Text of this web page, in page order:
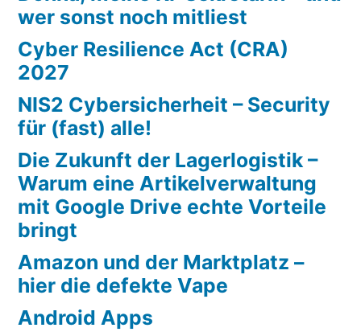
wer sonst noch mitliest
Cyber Resilience Act (CRA)
2027
NIS2 Cybersicherheit – Security
für (fast) alle!
Die Zukunft der Lagerlogistik –
Warum eine Artikelverwaltung
mit Google Drive echte Vorteile
bringt
Amazon und der Marktplatz –
hier die defekte Vape
Android Apps